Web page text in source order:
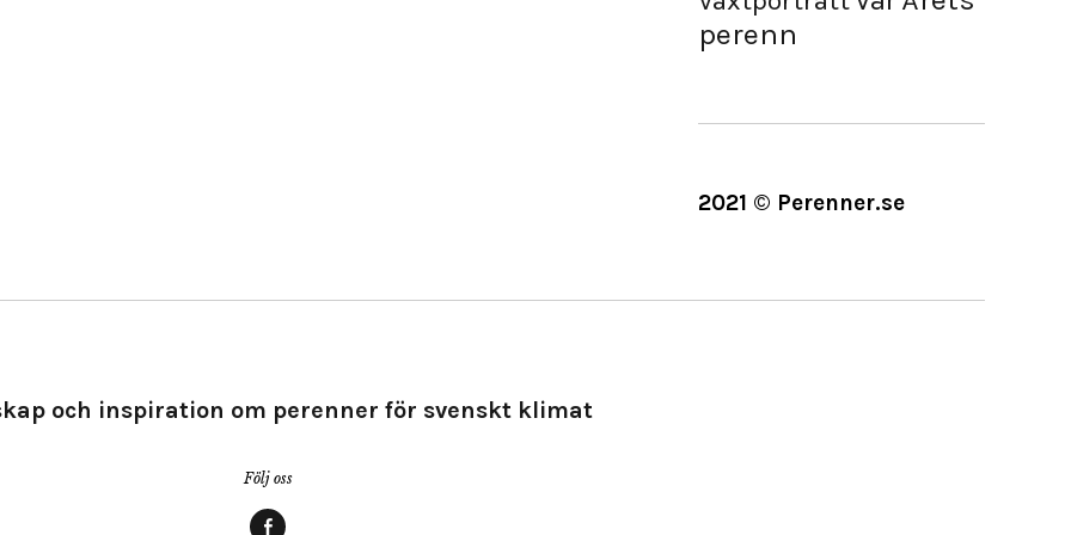
perenn
2021 © Perenner.se
och inspiration om perenner för svenskt klimat
Följ oss